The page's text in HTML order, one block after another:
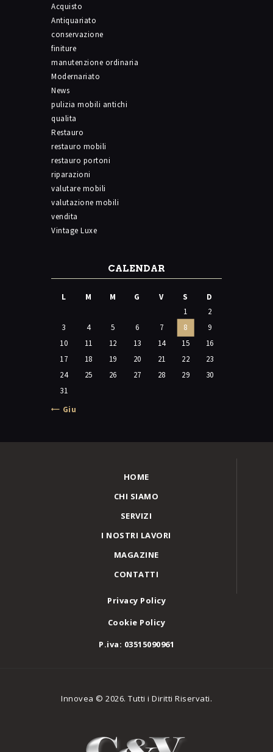
Acquisto
Antiquariato
conservazione
finiture
manutenzione ordinaria
Modernariato
News
pulizia mobili antichi
qualita
Restauro
restauro mobili
restauro portoni
riparazioni
valutare mobili
valutazione mobili
vendita
Vintage Luxe
CALENDAR
L M M G V S
D
1
2
3
4 5 6 7 8
9
10
11 12 13 14 15
16
17
18 19 20 21 22
23
24
25 26 27 28 29
30
31
« Giu
HOME
CHI SIAMO
SERVIZI
I NOSTRI LAVORI
MAGAZINE
CONTATTI
Privacy Policy
Cookie Policy
P.iva: 03515090961
Innovea © 2026. Tutti i Diritti Riservati.